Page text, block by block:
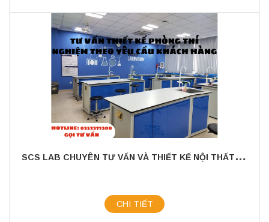
S
CS LAB CHUYÊN TƯ VẤN VÀ THIẾT KẾ NỘI THẤT PHÒNG THÍ NGHIỆM THEO YÊU CẦU
CHI TIẾT